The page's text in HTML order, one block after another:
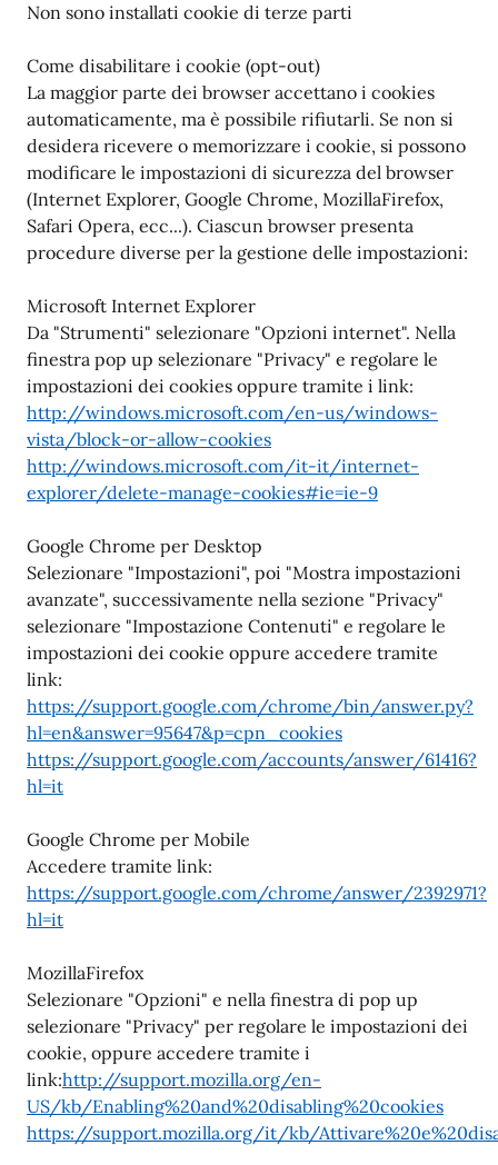
Non sono installati cookie di terze parti
Come disabilitare i cookie (opt-out)
La maggior parte dei browser accettano i cookies
automaticamente, ma è possibile rifiutarli. Se non si
desidera ricevere o memorizzare i cookie, si possono
modificare le impostazioni di sicurezza del browser
(Internet Explorer, Google Chrome, MozillaFirefox,
Safari Opera, ecc...). Ciascun browser presenta
procedure diverse per la gestione delle impostazioni:
Microsoft Internet Explorer
Da "Strumenti" selezionare "Opzioni internet". Nella
finestra pop up selezionare "Privacy" e regolare le
impostazioni dei cookies oppure tramite i link:
http://windows.microsoft.com/en-us/windows-
vista/block-or-allow-cookies
http://windows.microsoft.com/it-it/internet-
explorer/delete-manage-cookies#ie=ie-9
Google Chrome per Desktop
Selezionare "Impostazioni", poi "Mostra impostazioni
avanzate", successivamente nella sezione "Privacy"
selezionare "Impostazione Contenuti" e regolare le
impostazioni dei cookie oppure accedere tramite
link:
https://support.google.com/chrome/bin/answer.py?
hl=en&answer=95647&p=cpn_cookies
https://support.google.com/accounts/answer/61416?
hl=it
Google Chrome per Mobile
Accedere tramite link:
https://support.google.com/chrome/answer/2392971?
hl=it
MozillaFirefox
Selezionare "Opzioni" e nella finestra di pop up
selezionare "Privacy" per regolare le impostazioni dei
cookie, oppure accedere tramite i
link:http://support.mozilla.org/en-
US/kb/Enabling%20and%20disabling%20cookies
https://support.mozilla.org/it/kb/